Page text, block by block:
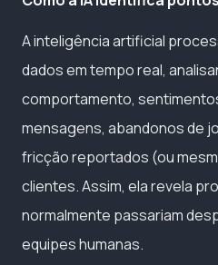
A inteligência artificial
dados em tempo real,
comportamento,
mensagens, abandonos de
fricção reportados (ou
clientes. Assim, ela revela
normalmente passariam
equipes humanas.